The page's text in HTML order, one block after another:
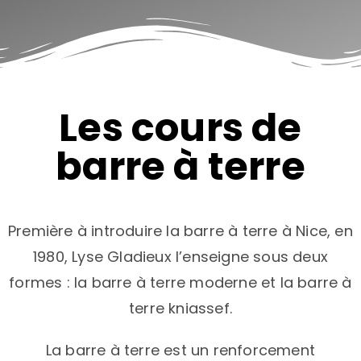
Les cours de
barre à terre
Première à introduire la barre à terre à Nice, en
1980, Lyse Gladieux l’enseigne sous deux
formes : la barre à terre moderne et la barre à
terre kniassef.
La barre à terre est un renforcement